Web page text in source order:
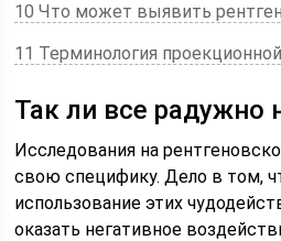
10 Что может выявить
11 Терминология
Так ли все радужно
Исследования на
свою специфику. Дело в том,
использование этих
оказать негативное